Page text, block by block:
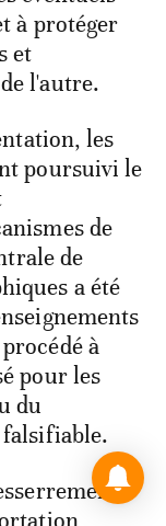
à protéger
et
l'autre.
les
poursuivi le
de
de
a été
à
pour les
du